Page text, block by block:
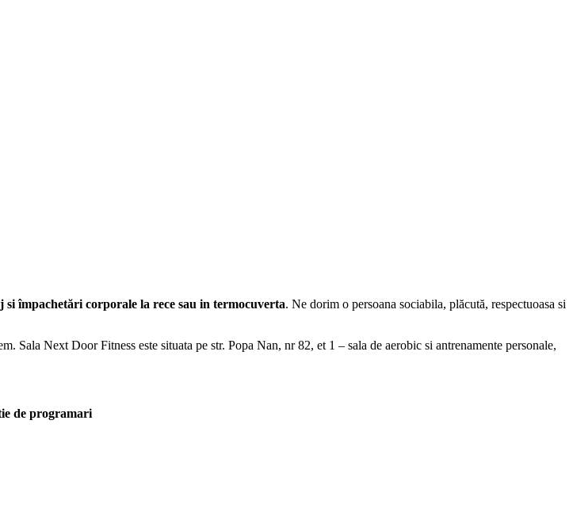
si împachetări corporale la rece sau in termocuverta. Ne dorim o persoana sociabila, plăcută, respectuoasa si
Sala Next Door Fitness este situata pe str. Popa Nan, nr 82, et 1 – sala de aerobic si antrenamente personale,
de programari